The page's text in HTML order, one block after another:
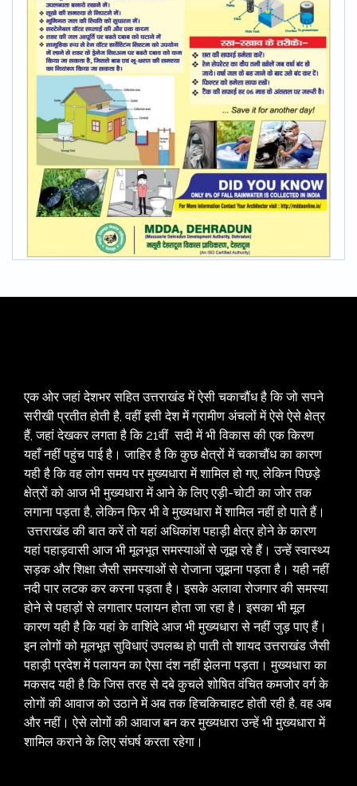
एक ओर जहां देशभर सहित उत्तराखंड में ऐसी चकाचौंध है कि जो सपने
सरीखी प्रतीत होती है, वहीं इसी देश में ग्रामीण अंचलों में ऐसे ऐसे क्षेत्र
हैं, जहां देखकर लगता है कि 21वीं सदी में भी विकास की एक किरण
यहाँ नहीं पहुंच पाई है। जाहिर है कि कुछ क्षेत्रों में चकाचौंध का कारण
यही है कि वह लोग समय पर मुख्यधारा में शामिल हो गए, लेकिन पिछड़े
क्षेत्रों को आज भी मुख्यधारा में आने के लिए एड़ी-चोटी का जोर तक
लगाना पड़ता है, लेकिन फिर भी वे मुख्यधारा में शामिल नहीं हो पाते हैं।
उत्तराखंड की बात करें तो यहां अधिकांश पहाड़ी क्षेत्र होने के कारण
यहां पहाड़वासी आज भी मूलभूत समस्याओं से जूझ रहे हैं। उन्हें स्वास्थ्य
सड़क और शिक्षा जैसी समस्याओं से रोजाना जूझना पड़ता है। यही नहीं
नदी पार लटक कर करना पड़ता है। इसके अलावा रोजगार की समस्या
होने से पहाड़ों से लगातार पलायन होता जा रहा है। इसका भी मूल
कारण यही है कि यहां के वाशिंदे आज भी मुख्यधारा से नहीं जुड़ पाए हैं।
इन लोगों को मूलभूत सुविधाएं उपलब्ध हो पाती तो शायद उत्तराखंड जैसी
पहाड़ी प्रदेश में पलायन का ऐसा दंश नहीं झेलना पड़ता। मुख्यधारा का
मकसद यही है कि जिस तरह से दबे कुचले शोषित वंचित कमजोर वर्ग के
लोगों की आवाज को उठाने में अब तक हिचकिचाहट होती रही है, वह अब
और नहीं। ऐसे लोगों की आवाज बन कर मुख्यधारा उन्हें भी मुख्यधारा में
शामिल कराने के लिए संघर्ष करता रहेगा।